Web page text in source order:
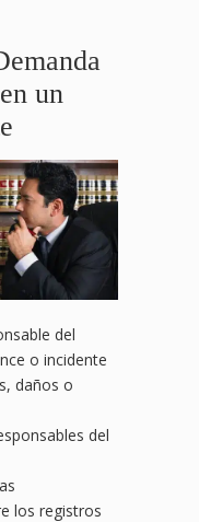
un
del
o incidente
daños o
del
los registros